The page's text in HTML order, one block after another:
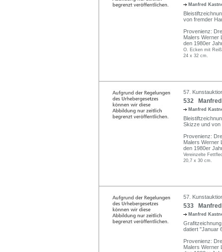
Manfred
von fremder
Provenienz:
Malers Werner
den 1980er
O. Ecken mit
24 x 32 cm.
57.
532 Manfred
Manfred
Skizze und von
Provenienz:
Malers Werner
den 1980er
Vereinzelte
20,7 x 30 cm.
57.
533 Manfred
Manfred
datiert "Januar
Provenienz:
Malers Werner